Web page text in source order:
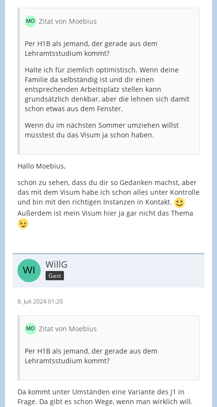
Zitat von Moebius
Per H1B als jemand, der gerade aus dem
Lehramtsstudium kommt?
Halte ich für ziemlich optimistisch. Wenn deine
Familie da selbständig ist und dir einen
entsprechenden Arbeitsplatz stellen kann
grundsätzlich denkbar, aber die lehnen sich damit
schon etwas aus dem Fenster.
Wenn du im nächsten Sommer umziehen willst
müsstest du das Visum ja schon haben.
Hallo Moebius,
schön zu sehen, dass du dir so Gedanken machst, aber
das mit dem Visum habe ich schon alles unter Kontrolle
und bin mit den richtigen Instanzen in Kontakt.
Außerdem ist mein Visum hier ja gar nicht das Thema
WillG
Gast
8. Juli 2024 01:20
Zitat von Moebius
Per H1B als jemand, der gerade aus dem
Lehramtsstudium kommt?
Da kommt unter Umständen eine Variante des J1 in
Frage. Da gibt es schon Wege, wenn man wirklich will.